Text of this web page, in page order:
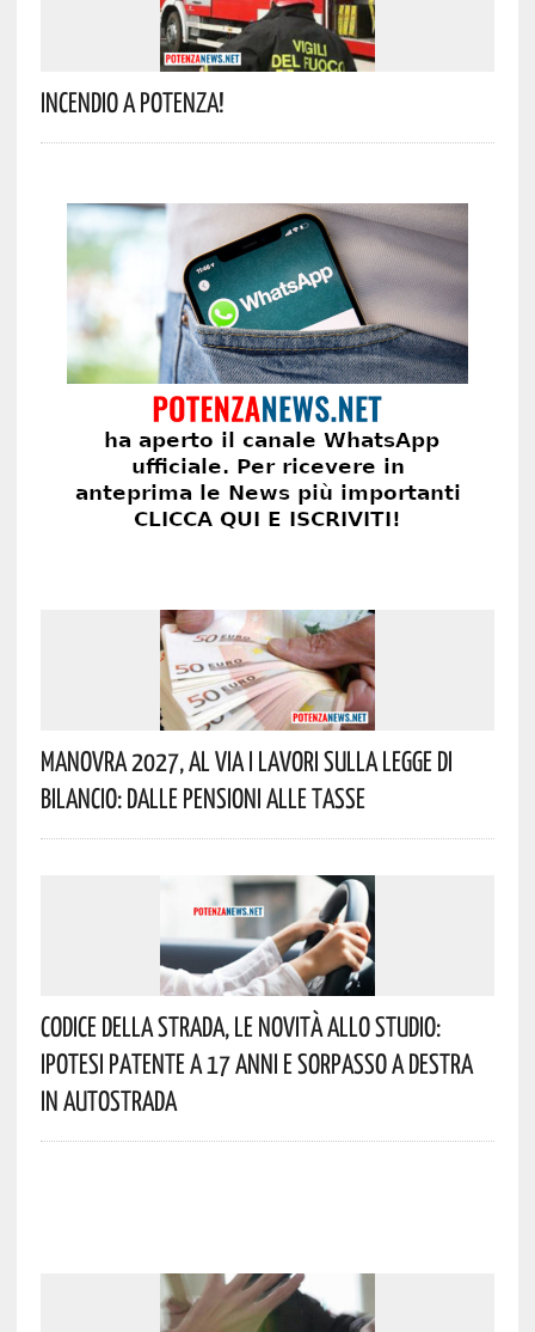
Incendio A Potenza!
Manovra 2027, Al Via I Lavori Sulla Legge Di
Bilancio: Dalle Pensioni Alle Tasse
Codice Della Strada, Le Novità Allo Studio:
Ipotesi Patente A 17 Anni E Sorpasso A Destra
In Autostrada